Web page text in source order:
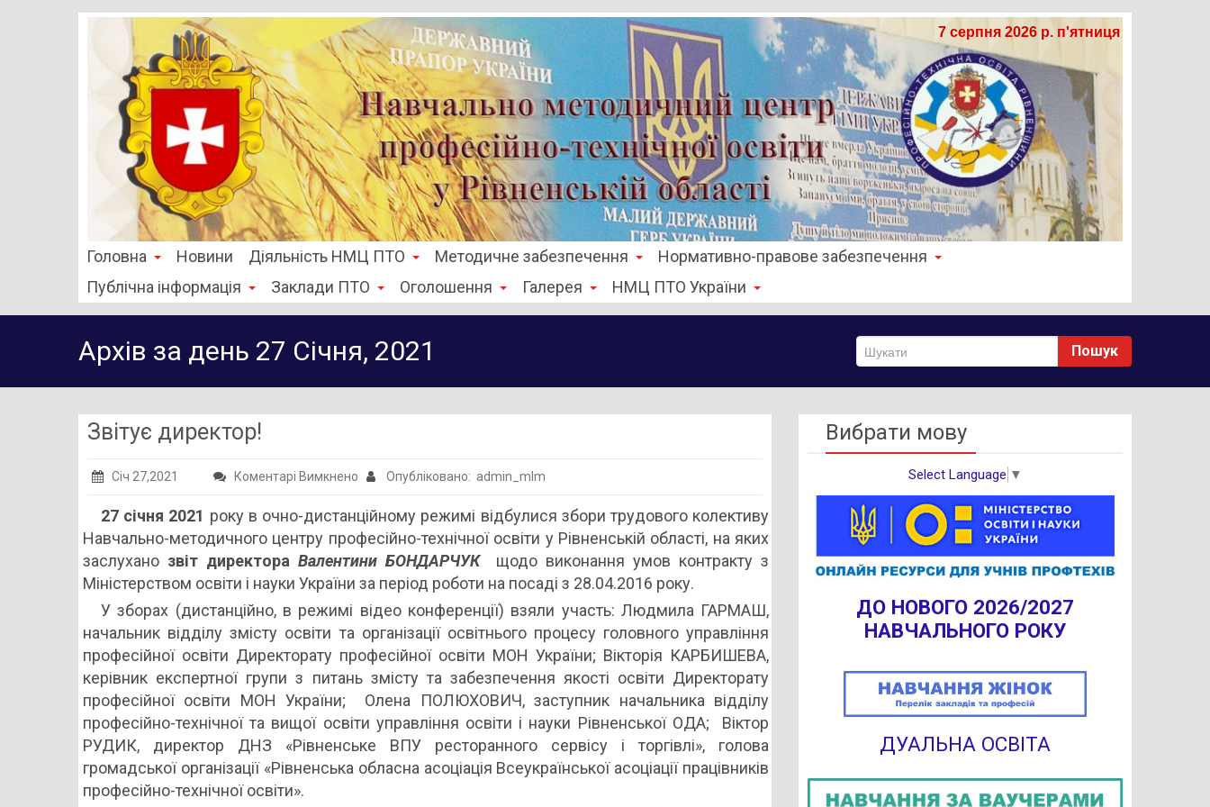
7 серпня 2026 р. п'ятниця
Головна Новини Діяльність НМЦ ПТО Методичне забезпечення
Нормативно-правове забезпечення
Публічна інформація
Заклади ПТО Оголошення Галерея НМЦ ПТО України
Архів за день 27 Січня, 2021 Пошук
Звітує директор!
Січ 27,2021 Коментарі Вимкнено до
директор!
Опубліковано: admin_mlm
27 січня 2021 року в очно-дистанційному режимі відбулися збори трудового колективу
Навчально-методичного центру професійно-технічної освіти у Рівненській області, на яких
заслухано звіт директораВалентини БОНДАРЧУК
щодо виконання умов контракту з
Міністерством освіти і науки України за період роботи на посаді з 28.04.2016 року.
У зборах (дистанційно, в режимі відео конференції) взяли участь: Людмила ГАРМАШ,
начальник відділу змісту освіти та організації освітнього процесу головного управління
професійної освіти Директорату професійної освіти МОН України; Вікторія КАРБИШЕВА,
керівник експертної групи з питань змісту та забезпечення якості освіти Директорату
професійної освіти МОН України; Олена ПОЛЮХОВИЧ, заступник начальника відділу
професійно-технічної та вищої освіти управління освіти і науки Рівненської ОДА; Віктор
РУДИК, директор ДНЗ «Рівненське ВПУ ресторанного сервісу і торгівлі», голова
громадської організації «Рівненська обласна асоціація Всеукраїнської асоціації працівників
професійно-технічної освіти».
Вибрати мову
Select Language ▼
ДО НОВОГО 2026/2027
НАВЧАЛЬНОГО РОКУ
ДУАЛЬНА ОСВІТА